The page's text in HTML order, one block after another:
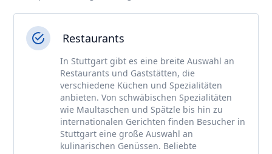
Restaurants
In Stuttgart gibt es eine breite Auswahl an
Restaurants und Gaststätten, die
verschiedene Küchen und Spezialitäten
anbieten. Von schwäbischen Spezialitäten
wie Maultaschen und Spätzle bis hin zu
internationalen Gerichten finden Besucher in
Stuttgart eine große Auswahl an
kulinarischen Genüssen. Beliebte